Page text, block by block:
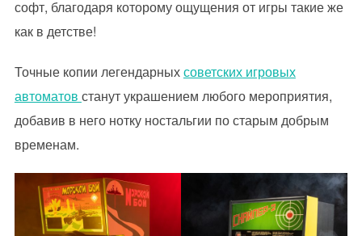
софт, благодаря которому ощущения от игры такие же
как в детстве!
Точные копии легендарныхсоветских игровых
автоматов станут украшением любого мероприятия,
добавив в него нотку ностальгии по старым добрым
временам.